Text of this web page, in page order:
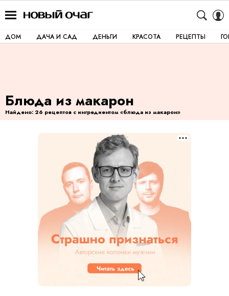
ДОМ ДАЧА И САД ДЕНЬГИ КРАСОТА РЕЦЕПТЫ
Блюда из макарон
Найдено: 26 рецептов с ингредиентом «блюда из макарон»